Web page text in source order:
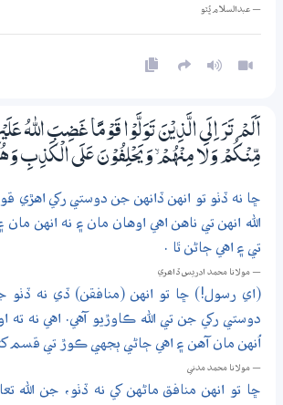
— عبدالسلام ڀُٽو
اَلَمْ تَرَ اِلَى الَّذِيْنَ تَوَلَّوْا قَوْمًا غَضِبَ اللّٰهُ
مِّنْكُمْ وَلَا مِنْهُمْ ۙ وَيَحْلِفُوْنَ عَلَي الْكَذِبِ
ڇا نه ڏٺو تو انهن ڏانهن جن دوستي رکي اهڙي
الله انهن تي ناهن اهي اوهان مان ۽ نه انهن
تي ۽ اهي ڄاڻن ٿا .
— مولانا محمد ادريس ڏاھري
(اي رسول!) ڇا تو انهن (منافقن) ڏي نه ڏٺو
دوستي رکي جن تي الله ڪاوڙيو آهي. اهي نه ته
اُنهن مان آهن ۽ اهي ڄاڻي ٻجهي ڪوڙ تي قسم
— مولانا محمد مدني
ڇا تو انهن منافق ماڻهن کي نه ڏٺو، جن الله